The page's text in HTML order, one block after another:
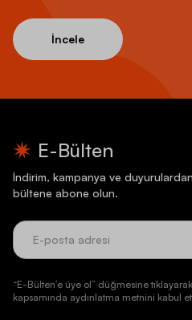
İncele
E-Bülten
İndirim, kampanya ve
bültene abone olun.
“E-Bülten’e üye ol” düğmesine
kapsamında aydınlatma metnini kabul